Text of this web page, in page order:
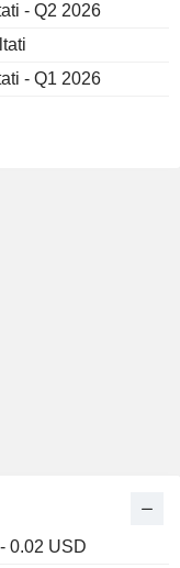
- Q2 2026
- Q1 2026
0.02 USD